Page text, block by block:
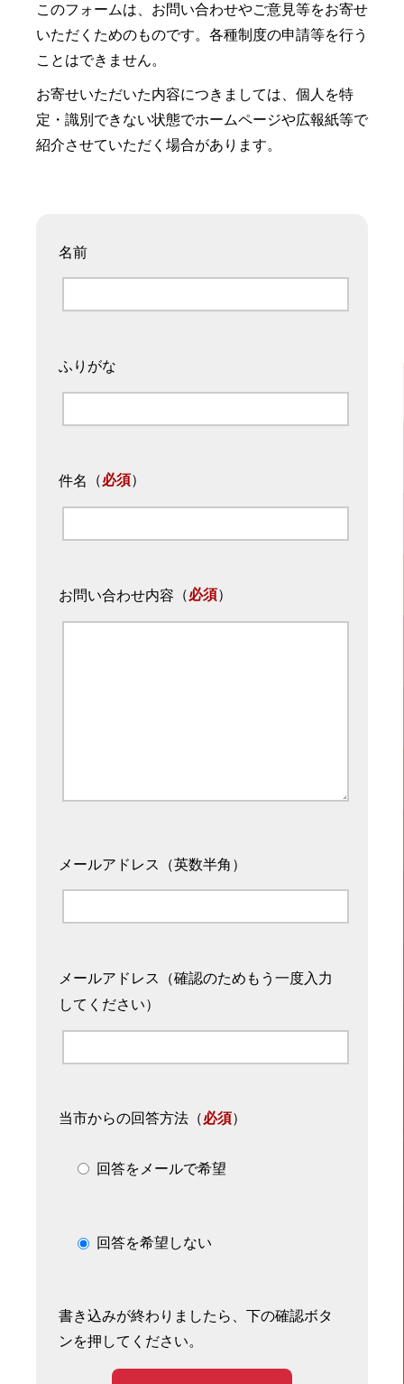
このフォームは、お問い合わせやご意見等をお寄せ
いただくためのものです。各種制度の申請等を行う
ことはできません。
お寄せいただいた内容につきましては、個人を特
定・識別できない状態でホームページや広報紙等で
紹介させていただく場合があります。
名前
ふりがな
件名 （必須）
お問い合わせ内容 （必須）
メールアドレス（英数半角）
メールアドレス（確認のためもう一度入力
してください）
当市からの回答方法 （必須）
回答をメールで希望
回答を希望しない
書き込みが終わりましたら、下の確認ボタ
ンを押してください。